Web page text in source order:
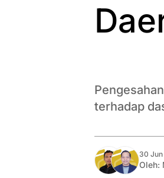
terhadap
30
Oleh: